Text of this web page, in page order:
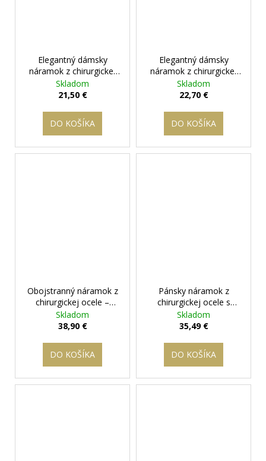
Elegantný dámsky
náramok z chirurgickej
ocele v striebornom
prevedení + darčeková
Skladom
21,50 €
DO KOŠÍKA
Elegantný dámsky
náramok z chirurgickej
ocele v trojfarebnom
prevedení + darčeková
Skladom
22,70 €
DO KOŠÍKA
Obojstranný náramok z
chirurgickej ocele –
Lebky & Elegantný lesk
+ darčeková krabička
Skladom
38,90 €
DO KOŠÍKA
Pánsky náramok z
chirurgickej ocele s
motívom vlka
darčeková krabička
Skladom
35,49 €
DO KOŠÍKA